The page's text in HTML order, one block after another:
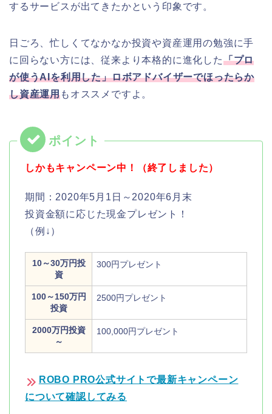
するサービスが出てきたかという印象です。
日ごろ、忙しくてなかなか投資や資産運用の勉強に手
に回らない方には、従来より本格的に進化した「プロ
が使うAIを利用した」ロボアドバイザーでほったらか
し資産運用もオススメですよ。
しかもキャンペーン中！（終了しました）
期間：2020年5月1日～2020年6月末
投資金額に応じた現金プレゼント！
（例↓）
10～30万円投
資
300円プレゼント
100～150万円
投資
2500円プレゼント
2000万円投資
～
100,000円プレゼント
ROBO PRO公式サイトで最新キャンペーン
について確認してみる